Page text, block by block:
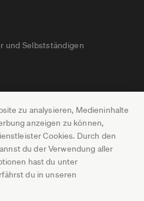
zu analysieren, Medieninhalte
anzeigen zu können,
Cookies. Durch den
du der Verwendung aller
hast du unter
du in unseren
und Selbstständigen